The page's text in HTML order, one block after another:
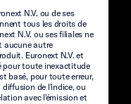
N.V. ou de ses
tous les droits de
N.V. ou ses filiales ne
aucune autre
Euronext N.V. et
pour toute inexactitude
basé, pour toute erreur,
de l'indice, ou
avec l'émission et